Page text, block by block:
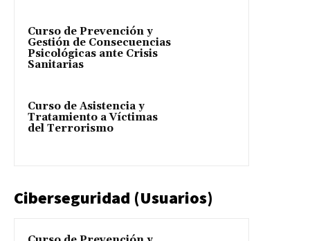
Curso de Prevención y
Gestión de Consecuencias
Psicológicas ante Crisis
Sanitarias
Curso de Asistencia y
Tratamiento a Víctimas
del Terrorismo
Ciberseguridad (Usuarios)